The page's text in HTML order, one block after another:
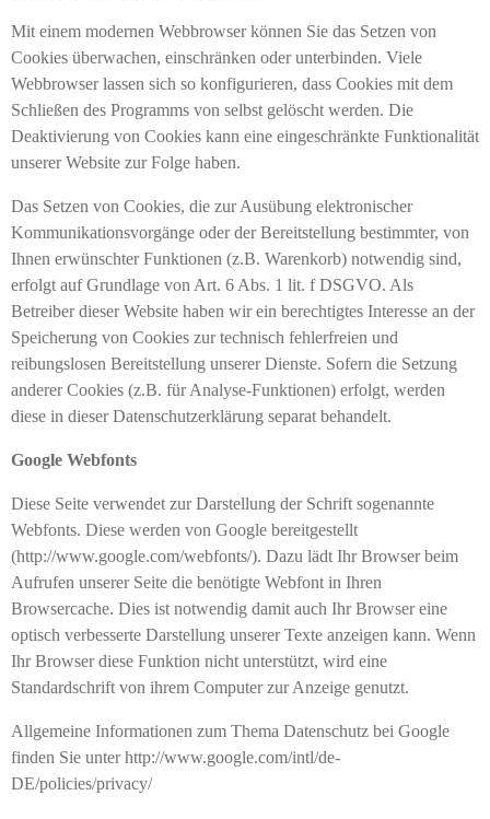
Mit einem modernen Webbrowser können Sie das Setzen von
Cookies überwachen, einschränken oder unterbinden. Viele
Webbrowser lassen sich so konfigurieren, dass Cookies mit dem
Schließen des Programms von selbst gelöscht werden. Die
Deaktivierung von Cookies kann eine eingeschränkte Funktionalität
unserer Website zur Folge haben.
Das Setzen von Cookies, die zur Ausübung elektronischer
Kommunikationsvorgänge oder der Bereitstellung bestimmter, von
Ihnen erwünschter Funktionen (z.B. Warenkorb) notwendig sind,
erfolgt auf Grundlage von Art. 6 Abs. 1 lit. f DSGVO. Als
Betreiber dieser Website haben wir ein berechtigtes Interesse an der
Speicherung von Cookies zur technisch fehlerfreien und
reibungslosen Bereitstellung unserer Dienste. Sofern die Setzung
anderer Cookies (z.B. für Analyse-Funktionen) erfolgt, werden
diese in dieser Datenschutzerklärung separat behandelt.
Google Webfonts
Diese Seite verwendet zur Darstellung der Schrift sogenannte
Webfonts. Diese werden von Google bereitgestellt
(http://www.google.com/webfonts/). Dazu lädt Ihr Browser beim
Aufrufen unserer Seite die benötigte Webfont in Ihren
Browsercache. Dies ist notwendig damit auch Ihr Browser eine
optisch verbesserte Darstellung unserer Texte anzeigen kann. Wenn
Ihr Browser diese Funktion nicht unterstützt, wird eine
Standardschrift von ihrem Computer zur Anzeige genutzt.
Allgemeine Informationen zum Thema Datenschutz bei Google
finden Sie unter http://www.google.com/intl/de-
DE/policies/privacy/